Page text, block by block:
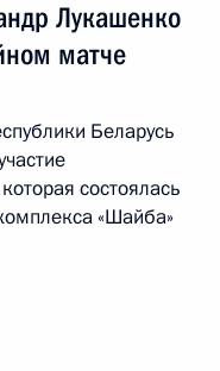
Лукашенко
матче
Беларусь
состоялась
«Шайба»